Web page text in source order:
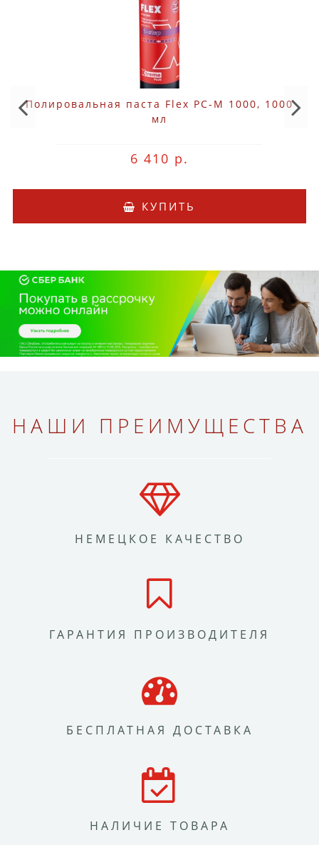
Полировальная паста Flex PC-M 1000, 1000
мл
6 410 р.
КУПИТЬ
НАШИ ПРЕИМУЩЕСТВА
НЕМЕЦКОЕ КАЧЕСТВО
ГАРАНТИЯ ПРОИЗВОДИТЕЛЯ
БЕСПЛАТНАЯ ДОСТАВКА
НАЛИЧИЕ ТОВАРА